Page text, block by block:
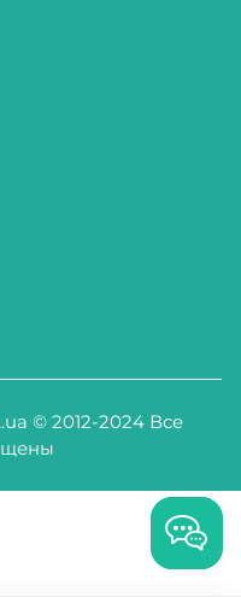
© 2012-2024 Все